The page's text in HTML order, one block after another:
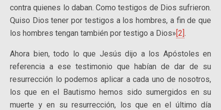
contra quienes lo daban. Como testigos de Dios sufrieron.
Quiso Dios tener por testigos a los hombres, a fin de que
los hombres tengan también por testigo a Dios»[2].
Ahora bien, todo lo que Jesús dijo a los Apóstoles en
referencia a ese testimonio que habían de dar de su
resurrección lo podemos aplicar a cada uno de nosotros,
los que en el Bautismo hemos sido sumergidos en su
muerte y en su resurrección, los que en el último día